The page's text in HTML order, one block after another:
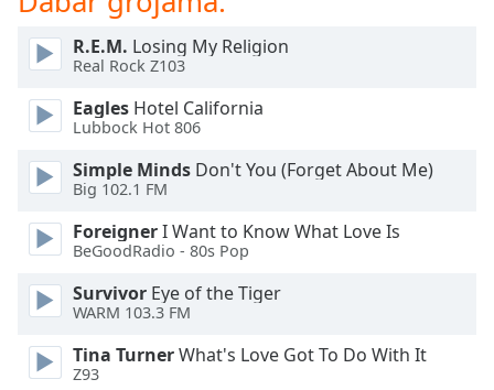
window.
cancel
close
window.
Color
Opacity
R.E.M. Losing My Religion
Real Rock Z103
Eagles Hotel California
Lubbock Hot 806
Simple Minds Don't You (Forget About Me)
Big 102.1 FM
ForeignerI Want to Know What Love Is
BeGoodRadio - 80s Pop
Survivor Eye of the Tiger
WARM 103.3 FM
Tina TurnerWhat's Love Got To Do With It
Z93